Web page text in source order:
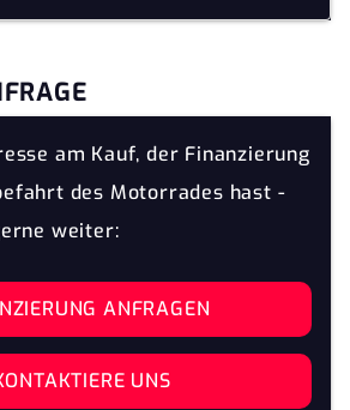
am Kauf, der Finanzierung
des Motorrades hast -
weiter:
ANFRAGEN
UNS